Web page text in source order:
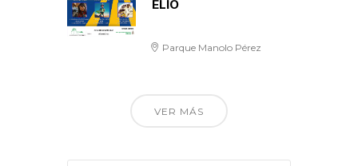
ELIO
Parque Manolo Pérez
VER MÁS